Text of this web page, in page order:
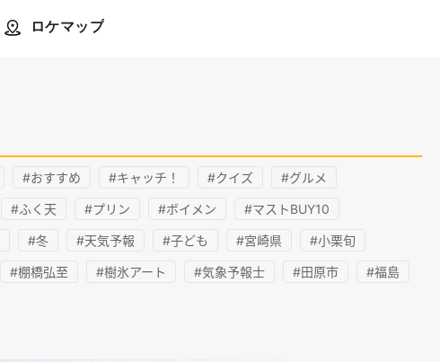
ロケマップ
#おすすめ #キャッチ！ #クイズ #グルメ
#ふく天 #プリン #ボイメン #マストBUY10
#冬 #天気予報 #子ども #宮崎県 #小栗旬
#棚橋弘至 #樹氷アート #気象予報士 #田原市 #福島